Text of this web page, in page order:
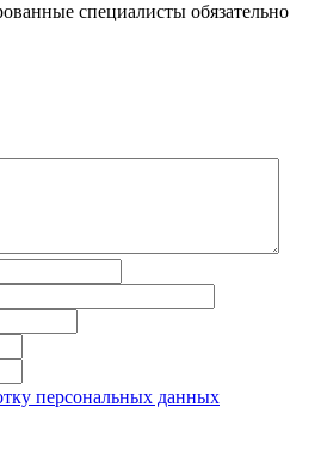
специалисты обязательно
персональных данных